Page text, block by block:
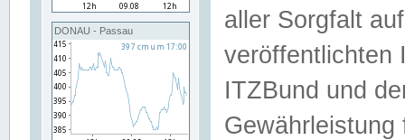
DONAU - Passau
aller Sorgfalt
veröffentlichten
ITZBund und